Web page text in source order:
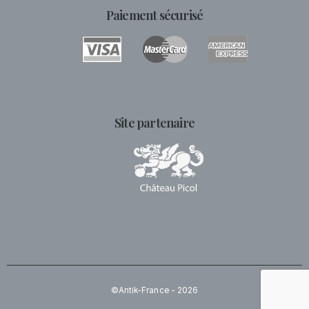
Paiement sécurisé
Site partenaire
©Antik-France - 2026